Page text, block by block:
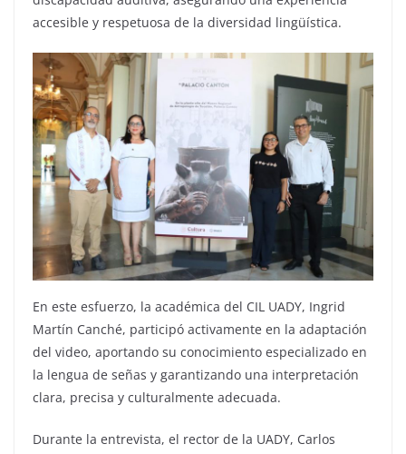
accesible y respetuosa de la diversidad lingüística.
En este esfuerzo, la académica del CIL UADY, Ingrid
Martín Canché, participó activamente en la adaptación
del video, aportando su conocimiento especializado en
la lengua de señas y garantizando una interpretación
clara, precisa y culturalmente adecuada.
Durante la entrevista, el rector de la UADY, Carlos